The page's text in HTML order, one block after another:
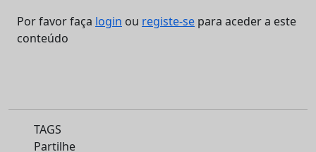
Por favor faça login ou registe-se para aceder a este
conteúdo
TAGS
Partilhe